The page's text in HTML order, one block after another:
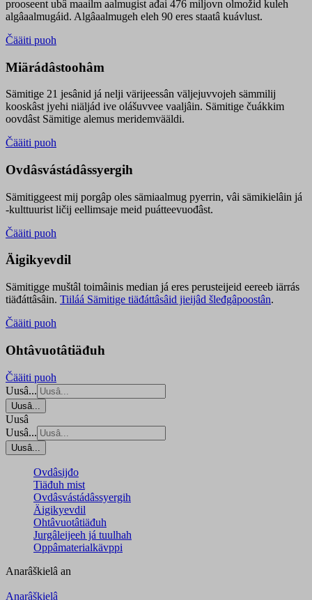
prooseent ubâ maailm aalmugist ađai 476 miljovn olmožid kuleh
algâaalmugáid. Algâaalmugeh eleh 90 eres staatâ kuávlust.
Čääiti puoh
Miärádâstoohâm
Sämitige 21 jesânid já nelji värijeessân väljejuvvojeh sämmilij
kooskâst jyehi niäljád ive olášuvvee vaaljâin. Sämitige čuákkim
oovdâst Sämitige alemus meridemvääldi.
Čääiti puoh
Ovdâsvástádâssyergih
Sämitiggeest mij porgâp oles sämiaalmug pyerrin, vâi sämikielâin já
-kulttuurist ličij eellimsaje meid puátteevuođâst.
Čääiti puoh
Äigikyevdil
Sämitigge muštâl toimâinis median já eres perusteijeid eereeb iärrás
tiäđáttâsâin. Tiiláá Sämitige tiäđáttâsâid jieijâd šleđgâpoostân.
Čääiti puoh
Ohtâvuotâtiäđuh
Čääiti puoh
Uusâ...
Uusâ...
Uusâ
Uusâ...
Uusâ...
Ovdâsijđo
Tiäđuh mist
Ovdâsvástádâssyergih
Äigikyevdil
Ohtâvuotâtiäđuh
Jurgâleijeeh já tuulhah
Oppâmaterialkävppi
Anarâškielâ an
Anarâškielâ